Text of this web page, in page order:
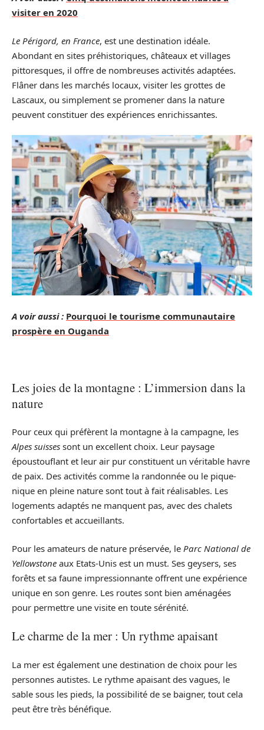
visiter en 2020
Le Périgord, en France, est une destination idéale.
Abondant en sites préhistoriques, châteaux et villages
pittoresques, il offre de nombreuses activités adaptées.
Flâner dans les marchés locaux, visiter les grottes de
Lascaux, ou simplement se promener dans la nature
peuvent constituer des expériences enrichissantes.
A voir aussi : Pourquoi le tourisme communautaire
prospère en Ouganda
Les joies de la montagne : L’immersion dans la
nature
Pour ceux qui préfèrent la montagne à la campagne, les
Alpes suisses sont un excellent choix. Leur paysage
époustouflant et leur air pur constituent un véritable havre
de paix. Des activités comme la randonnée ou le pique-
nique en pleine nature sont tout à fait réalisables. Les
logements adaptés ne manquent pas, avec des chalets
confortables et accueillants.
Pour les amateurs de nature préservée, le Parc National de
Yellowstone aux Etats-Unis est un must. Ses geysers, ses
forêts et sa faune impressionnante offrent une expérience
unique en son genre. Les routes sont bien aménagées
pour permettre une visite en toute sérénité.
Le charme de la mer : Un rythme apaisant
La mer est également une destination de choix pour les
personnes autistes. Le rythme apaisant des vagues, le
sable sous les pieds, la possibilité de se baigner, tout cela
peut être très bénéfique.